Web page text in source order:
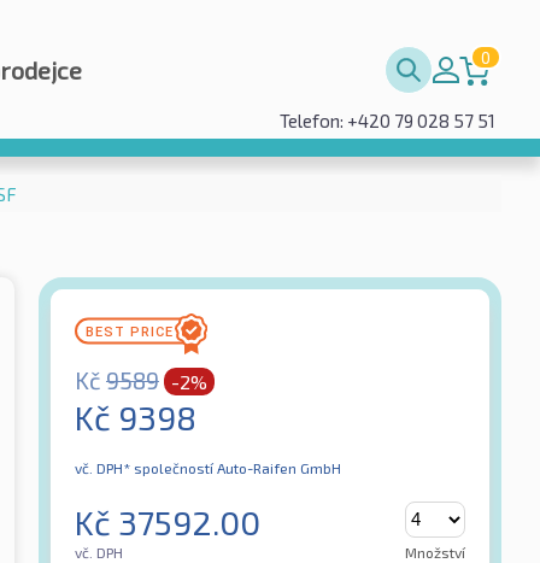
0
Telefon: +420 79 028 57 51
Kč 9589 -2%
Kč 9398
vč. DPH* společností Auto-Raifen GmbH
Kč 37592.00
vč. DPH Množství